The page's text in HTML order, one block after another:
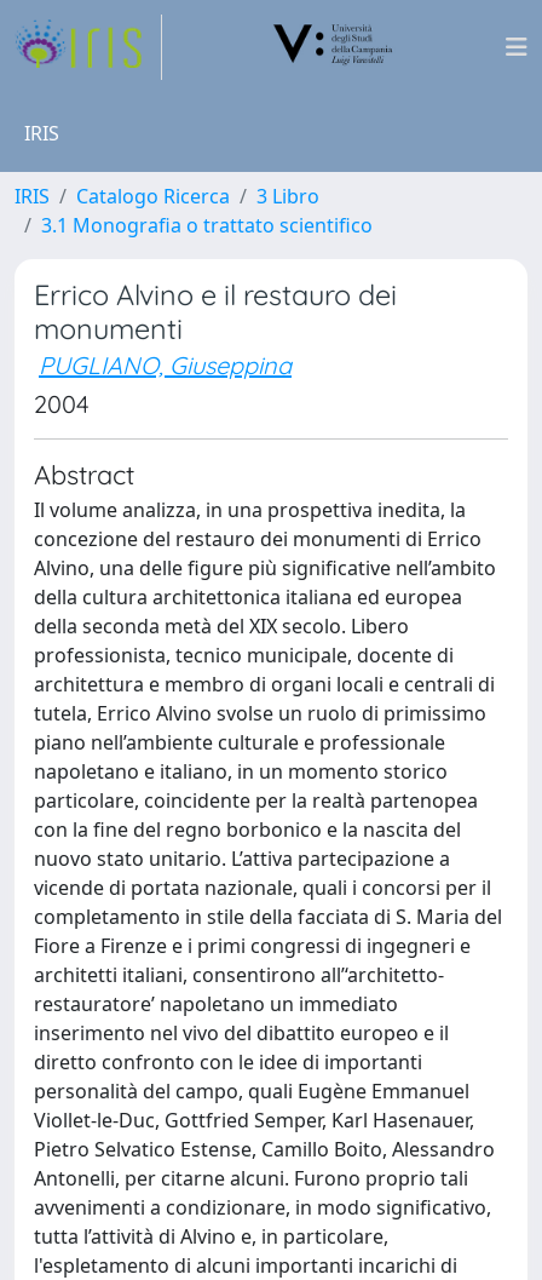
IRIS
IRIS Catalogo Ricerca
3 Libro
3.1 Monografia o trattato scientifico
Errico Alvino e il restauro dei
monumenti
PUGLIANO, Giuseppina
2004
Abstract
Il volume analizza, in una prospettiva inedita, la
concezione del restauro dei monumenti di Errico
Alvino, una delle figure più significative nell’ambito
della cultura architettonica italiana ed europea
della seconda metà del XIX secolo. Libero
professionista, tecnico municipale, docente di
architettura e membro di organi locali e centrali di
tutela, Errico Alvino svolse un ruolo di primissimo
piano nell’ambiente culturale e professionale
napoletano e italiano, in un momento storico
particolare, coincidente per la realtà partenopea
con la fine del regno borbonico e la nascita del
nuovo stato unitario. L’attiva partecipazione a
vicende di portata nazionale, quali i concorsi per il
completamento in stile della facciata di S. Maria del
Fiore a Firenze e i primi congressi di ingegneri e
architetti italiani, consentirono all’‘architetto-
restauratore’ napoletano un immediato
inserimento nel vivo del dibattito europeo e il
diretto confronto con le idee di importanti
personalità del campo, quali Eugène Emmanuel
Viollet-le-Duc, Gottfried Semper, Karl Hasenauer,
Pietro Selvatico Estense, Camillo Boito, Alessandro
Antonelli, per citarne alcuni. Furono proprio tali
avvenimenti a condizionare, in modo significativo,
tutta l’attività di Alvino e, in particolare,
l'espletamento di alcuni importanti incarichi di